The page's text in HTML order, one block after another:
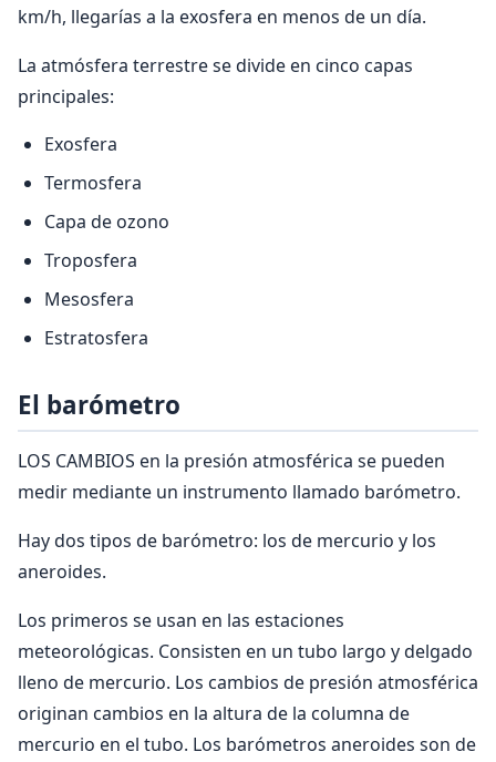
km/h, llegarías a la exosfera en menos de un día.
La atmósfera terrestre se divide en cinco capas
principales:
Exosfera
Termosfera
Capa de ozono
Troposfera
Mesosfera
Estratosfera
El barómetro
LOS CAMBIOS en la presión atmosférica se pueden
medir mediante un instrumento llamado barómetro.
Hay dos tipos de barómetro: los de mercurio y los
aneroides.
Los primeros se usan en las estaciones
meteorológicas. Consisten en un tubo largo y delgado
lleno de mercurio. Los cambios de presión atmosférica
originan cambios en la altura de la columna de
mercurio en el tubo. Los barómetros aneroides son de